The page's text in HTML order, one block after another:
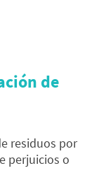
de
residuos por
perjuicios o